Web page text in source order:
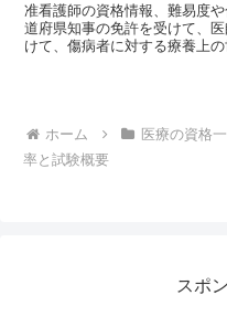
准看護師の資格情報、難易度
道府県知事の免許を受けて、
けて、傷病者に対する療養上
ホーム 医療の資格
率と試験概要
スポ